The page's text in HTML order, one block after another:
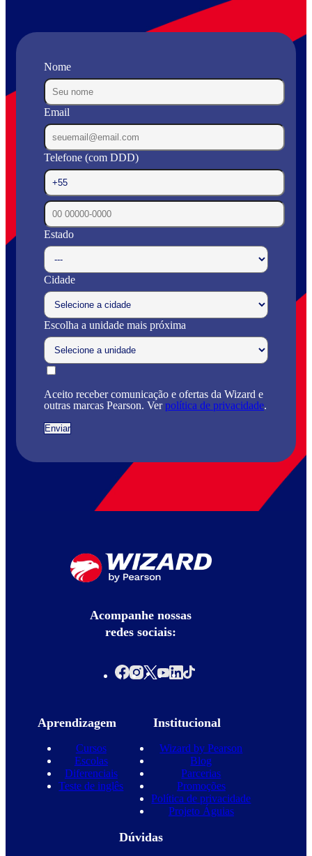
Nome
Email
Telefone (com DDD)
Estado
Cidade
Escolha a unidade mais próxima
Aceito receber comunicação e ofertas da Wizard e
outras marcas Pearson. Verpolítica de privacidade.
Acompanhe nossas
redes sociais:
Aprendizagem
Cursos
Escolas
Diferenciais
Teste de inglês
Institucional
Wizard by Pearson
Blog
Parcerias
Promoções
Política de privacidade
Projeto Águias
Dúvidas